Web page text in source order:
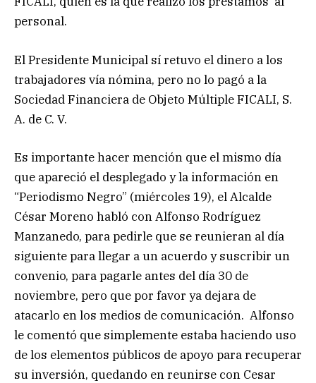
personal.
El Presidente Municipal sí retuvo el dinero a los
trabajadores vía nómina, pero no lo pagó a la
Sociedad Financiera de Objeto Múltiple FICALI, S.
A. de C. V.
Es importante hacer mención que el mismo día
que apareció el desplegado y la información en
“Periodismo Negro” (miércoles 19), el Alcalde
César Moreno habló con Alfonso Rodríguez
Manzanedo, para pedirle que se reunieran al día
siguiente para llegar a un acuerdo y suscribir un
convenio, para pagarle antes del día 30 de
noviembre, pero que por favor ya dejara de
atacarlo en los medios de comunicación. Alfonso
le comentó que simplemente estaba haciendo uso
de los elementos públicos de apoyo para recuperar
su inversión, quedando en reunirse con Cesar